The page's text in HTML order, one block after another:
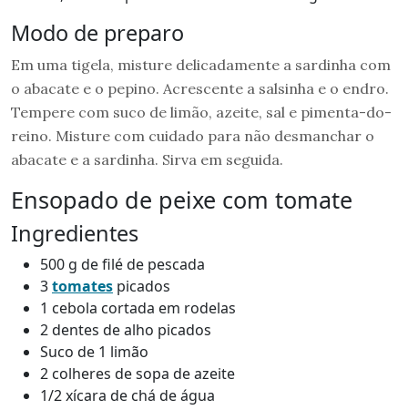
Modo de preparo
Em uma tigela, misture delicadamente a sardinha com
o abacate e o pepino. Acrescente a salsinha e o endro.
Tempere com suco de limão, azeite, sal e pimenta-do-
reino. Misture com cuidado para não desmanchar o
abacate e a sardinha. Sirva em seguida.
Ensopado de peixe com tomate
Ingredientes
500 g de filé de pescada
3tomates picados
1 cebola cortada em rodelas
2 dentes de alho picados
Suco de 1 limão
2 colheres de sopa de azeite
1/2 xícara de chá de água